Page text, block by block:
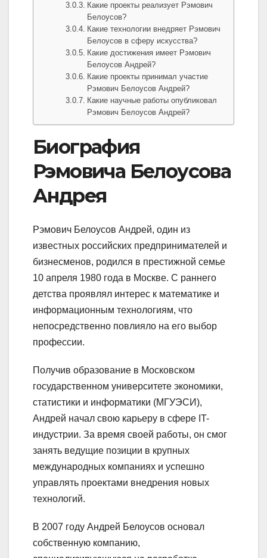
Какие проекты реализует Рэмович
Белоусов?
Какие технологии внедряет Рэмович
Белоусов в сферу искусства?
Какие достижения имеет Рэмович
Белоусов Андрей?
Какие проекты принимал участие
Рэмович Белоусов Андрей?
Какие научные работы опубликовал
Рэмович Белоусов Андрей?
Биография
Рэмовича Белоусова
Андрея
Рэмович Белоусов Андрей, один из
известных российских предпринимателей и
бизнесменов, родился в престижной семье
10 апреля 1980 года в Москве. С раннего
детства проявлял интерес к математике и
информационным технологиям, что
непосредственно повлияло на его выбор
профессии.
Получив образование в Московском
государственном университете экономики,
статистики и информатики (МГУЭСИ),
Андрей начал свою карьеру в сфере IT-
индустрии. За время своей работы, он смог
занять ведущие позиции в крупных
международных компаниях и успешно
управлять проектами внедрения новых
технологий.
В 2007 году Андрей Белоусов основал
собственную компанию,